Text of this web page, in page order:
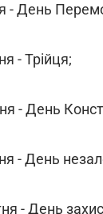
- День
- Трійця;
- День
- День
- День